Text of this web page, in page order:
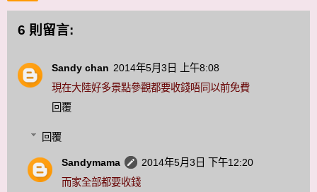
6 則留言:
Sandy chan 2014年5月3日 上午8:08
現在大陸好多景點參觀都要收錢唔同以前免費
回覆
回覆
Sandymama
2014年5月3日 下午12:20
而家全部都要收錢